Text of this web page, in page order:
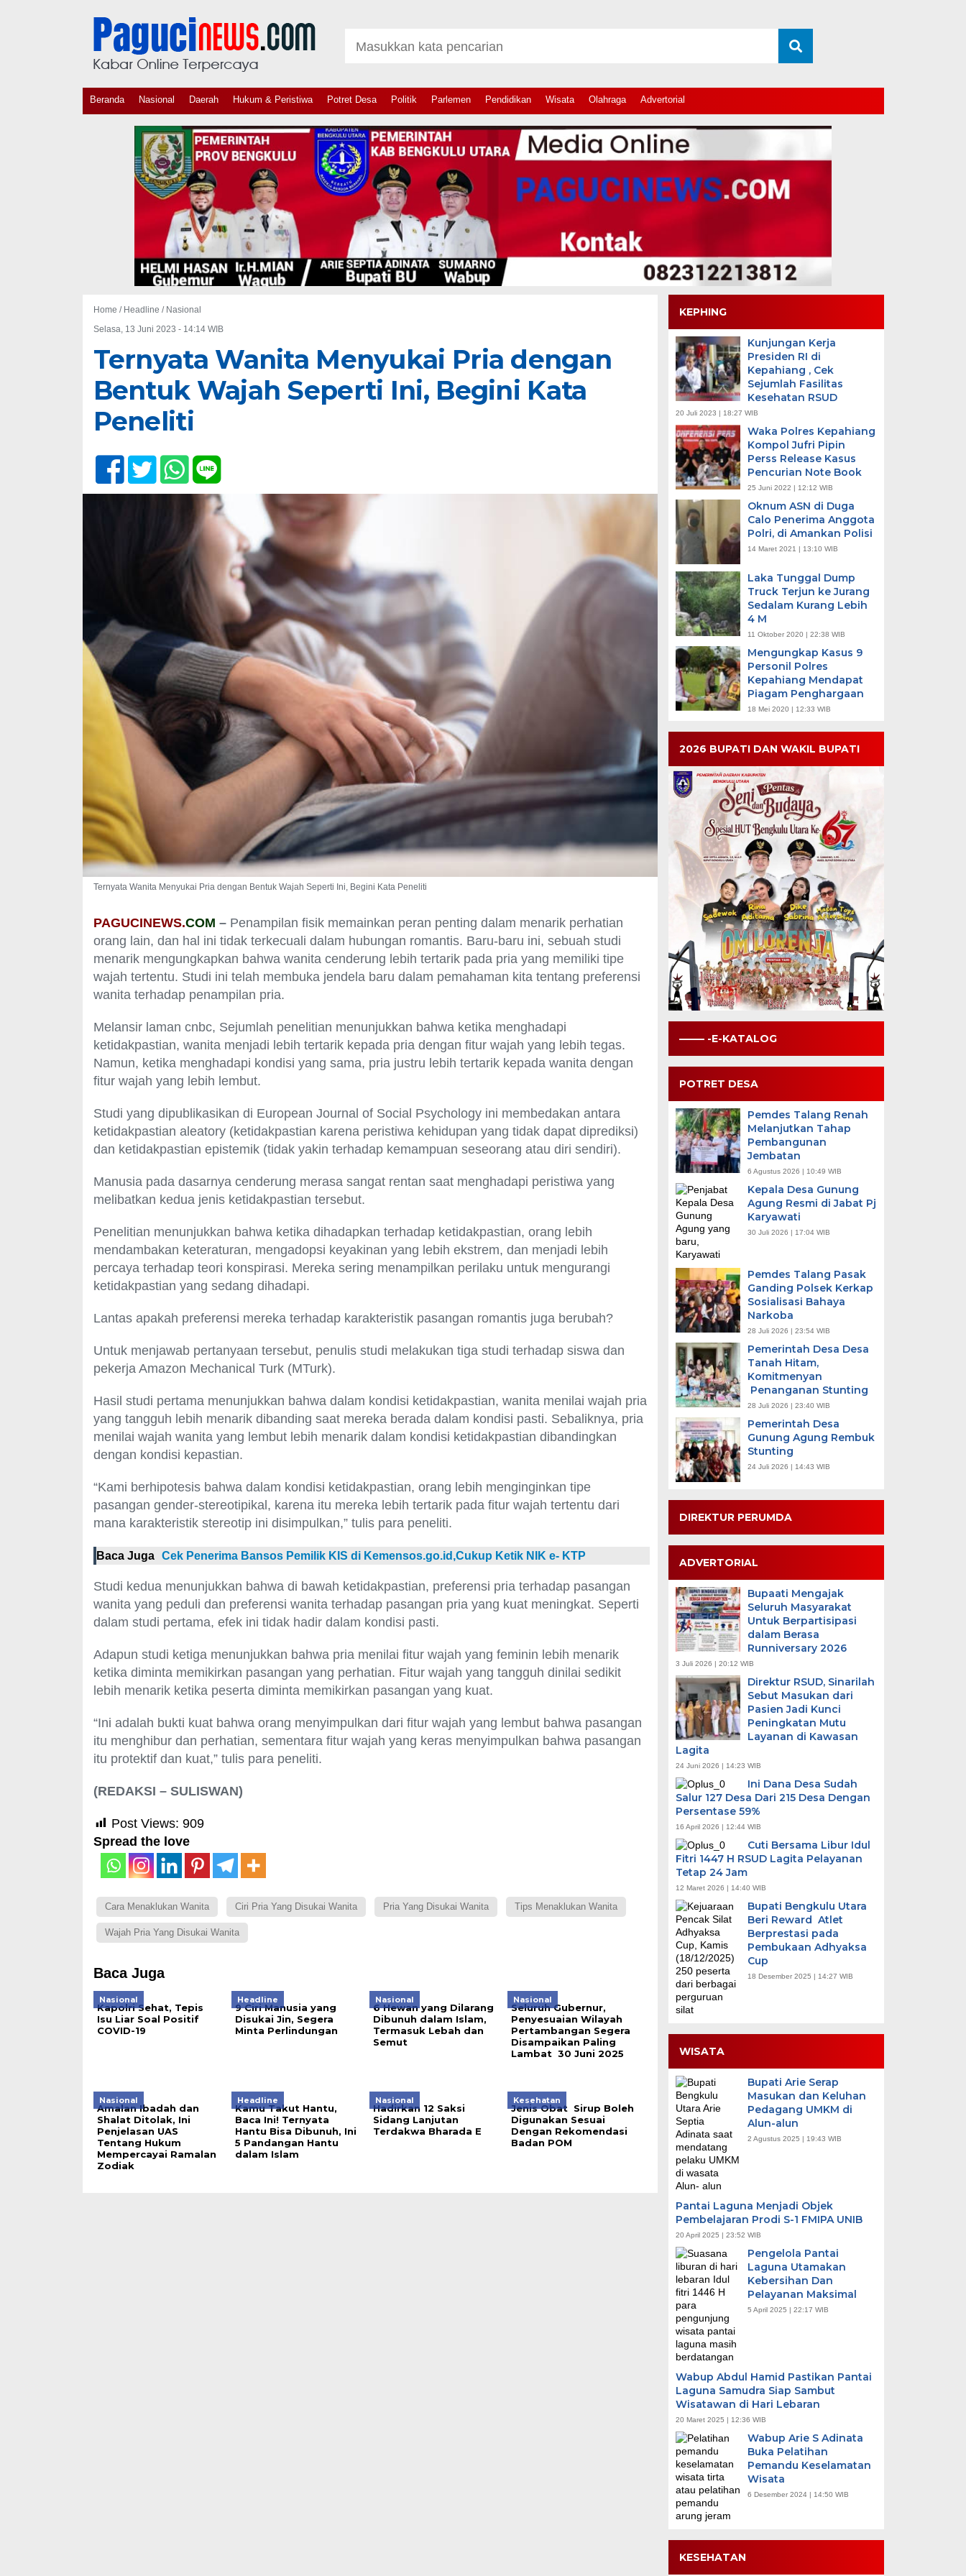
Beranda Nasional Daerah Hukum & Peristiwa Potret Desa Politik Parlemen Pendidikan Wisata Olahraga Advertorial
Home / Headline / Nasional
Selasa, 13 Juni 2023 - 14:14 WIB
Ternyata Wanita Menyukai Pria dengan
Bentuk Wajah Seperti Ini, Begini Kata
Peneliti
Ternyata Wanita Menyukai Pria dengan Bentuk Wajah Seperti Ini, Begini Kata Peneliti
PAGUCINEWS.COM –Penampilan fisik memainkan peran penting dalam menarik perhatian
orang lain, dan hal ini tidak terkecuali dalam hubungan romantis. Baru-baru ini, sebuah studi
menarik mengungkapkan bahwa wanita cenderung lebih tertarik pada pria yang memiliki tipe
wajah tertentu. Studi ini telah membuka jendela baru dalam pemahaman kita tentang preferensi
wanita terhadap penampilan pria.
Melansir laman cnbc, Sejumlah penelitian menunjukkan bahwa ketika menghadapi
ketidakpastian, wanita menjadi lebih tertarik kepada pria dengan fitur wajah yang lebih tegas.
Namun, ketika menghadapi kondisi yang sama, pria justru lebih tertarik kepada wanita dengan
fitur wajah yang lebih lembut.
Studi yang dipublikasikan di European Journal of Social Psychology ini membedakan antara
ketidakpastian aleatory (ketidakpastian karena peristiwa kehidupan yang tidak dapat diprediksi)
dan ketidakpastian epistemik (tidak yakin terhadap kemampuan seseorang atau diri sendiri).
Manusia pada dasarnya cenderung merasa sangat rentan saat menghadapi peristiwa yang
melibatkan kedua jenis ketidakpastian tersebut.
Penelitian menunjukkan bahwa ketika dihadapkan terhadap ketidakpastian, orang lebih
mendambakan keteraturan, mengadopsi keyakinan yang lebih ekstrem, dan menjadi lebih
percaya terhadap teori konspirasi. Mereka sering menampilkan perilaku untuk mengurangi
ketidakpastian yang sedang dihadapi.
Lantas apakah preferensi mereka terhadap karakteristik pasangan romantis juga berubah?
Untuk menjawab pertanyaan tersebut, penulis studi melakukan tiga studi terhadap siswa dan
pekerja Amazon Mechanical Turk (MTurk).
Hasil studi pertama menunjukkan bahwa dalam kondisi ketidakpastian, wanita menilai wajah pria
yang tangguh lebih menarik dibanding saat mereka berada dalam kondisi pasti. Sebaliknya, pria
menilai wajah wanita yang lembut lebih menarik dalam kondisi ketidakpastian dibandingkan
dengan kondisi kepastian.
“Kami berhipotesis bahwa dalam kondisi ketidakpastian, orang lebih menginginkan tipe
pasangan gender-stereotipikal, karena itu mereka lebih tertarik pada fitur wajah tertentu dari
mana karakteristik stereotip ini disimpulkan,” tulis para peneliti.
Baca Juga Cek Penerima Bansos Pemilik KIS di Kemensos.go.id,Cukup Ketik NIK e- KTP
Studi kedua menunjukkan bahwa di bawah ketidakpastian, preferensi pria terhadap pasangan
wanita yang peduli dan preferensi wanita terhadap pasangan pria yang kuat meningkat. Seperti
dalam studi pertama, efek ini tidak hadir dalam kondisi pasti.
Adapun studi ketiga menunjukkan bahwa pria menilai fitur wajah yang feminin lebih menarik
ketika diminta memikirkan pasangan yang perhatian. Fitur wajah yang tangguh dinilai sedikit
lebih menarik ketika peserta diminta memikirkan pasangan yang kuat.
“Ini adalah bukti kuat bahwa orang menyimpulkan dari fitur wajah yang lembut bahwa pasangan
itu menghibur dan perhatian, sementara fitur wajah yang keras menyimpulkan bahwa pasangan
itu protektif dan kuat,” tulis para peneliti.
(REDAKSI – SULISWAN)
Post Views: 909
Spread the love
Cara Menaklukan Wanita Ciri Pria Yang Disukai Wanita Pria Yang Disukai Wanita Tips Menaklukan Wanita
Wajah Pria Yang Disukai Wanita
Baca Juga
Nasional
Kapolri Sehat, Tepis
Isu Liar Soal Positif
COVID-19
Headline
9 Ciri Manusia yang
Disukai Jin, Segera
Minta Perlindungan
Nasional
6 Hewan yang Dilarang
Dibunuh dalam Islam,
Termasuk Lebah dan
Semut
Nasional
Seluruh Gubernur,
Penyesuaian Wilayah
Pertambangan Segera
Disampaikan Paling
Lambat 30 Juni 2025
Nasional
Amalan Ibadah dan
Shalat Ditolak, Ini
Penjelasan UAS
Tentang Hukum
Mempercayai Ramalan
Zodiak
Headline
Kamu Takut Hantu,
Baca Ini! Ternyata
Hantu Bisa Dibunuh, Ini
5 Pandangan Hantu
dalam Islam
Nasional
Hadirkan 12 Saksi
Sidang Lanjutan
Terdakwa Bharada E
Kesehatan
Jenis Obat Sirup Boleh
Digunakan Sesuai
Dengan Rekomendasi
Badan POM
KEPHING
Kunjungan Kerja
Presiden RI di
Kepahiang , Cek
Sejumlah Fasilitas
Kesehatan RSUD
20 Juli 2023 | 18:27 WIB
Waka Polres Kepahiang
Kompol Jufri Pipin
Perss Release Kasus
Pencurian Note Book
25 Juni 2022 | 12:12 WIB
Oknum ASN di Duga
Calo Penerima Anggota
Polri, di Amankan Polisi
14 Maret 2021 | 13:10 WIB
Laka Tunggal Dump
Truck Terjun ke Jurang
Sedalam Kurang Lebih
4 M
11 Oktober 2020 | 22:38 WIB
Mengungkap Kasus 9
Personil Polres
Kepahiang Mendapat
Piagam Penghargaan
18 Mei 2020 | 12:33 WIB
2026 BUPATI DAN WAKIL BUPATI
——– -E-KATALOG
POTRET DESA
Pemdes Talang Renah
Melanjutkan Tahap
Pembangunan
Jembatan
6 Agustus 2026 | 10:49 WIB
Kepala Desa Gunung
Agung Resmi di Jabat Pj
Karyawati
30 Juli 2026 | 17:04 WIB
Pemdes Talang Pasak
Ganding Polsek Kerkap
Sosialisasi Bahaya
Narkoba
28 Juli 2026 | 23:54 WIB
Pemerintah Desa Desa
Tanah Hitam,
Komitmenyan
Penanganan Stunting
28 Juli 2026 | 23:40 WIB
Pemerintah Desa
Gunung Agung Rembuk
Stunting
24 Juli 2026 | 14:43 WIB
DIREKTUR PERUMDA
ADVERTORIAL
Bupaati Mengajak
Seluruh Masyarakat
Untuk Berpartisipasi
dalam Berasa
Runniversary 2026
3 Juli 2026 | 20:12 WIB
Direktur RSUD, Sinarilah
Sebut Masukan dari
Pasien Jadi Kunci
Peningkatan Mutu
Layanan di Kawasan
Lagita
24 Juni 2026 | 14:23 WIB
Ini Dana Desa Sudah
Salur 127 Desa Dari 215 Desa Dengan
Persentase 59%
16 April 2026 | 12:44 WIB
Cuti Bersama Libur Idul
Fitri 1447 H RSUD Lagita Pelayanan
Tetap 24 Jam
12 Maret 2026 | 14:40 WIB
Bupati Bengkulu Utara
Beri Reward Atlet
Berprestasi pada
Pembukaan Adhyaksa
Cup
18 Desember 2025 | 14:27 WIB
WISATA
Bupati Arie Serap
Masukan dan Keluhan
Pedagang UMKM di
Alun-alun
2 Agustus 2025 | 19:43 WIB
Pantai Laguna Menjadi Objek
Pembelajaran Prodi S-1 FMIPA UNIB
20 April 2025 | 23:52 WIB
Pengelola Pantai
Laguna Utamakan
Kebersihan Dan
Pelayanan Maksimal
5 April 2025 | 22:17 WIB
Wabup Abdul Hamid Pastikan Pantai
Laguna Samudra Siap Sambut
Wisatawan di Hari Lebaran
20 Maret 2025 | 12:36 WIB
Wabup Arie S Adinata
Buka Pelatihan
Pemandu Keselamatan
Wisata
6 Desember 2024 | 14:50 WIB
KESEHATAN